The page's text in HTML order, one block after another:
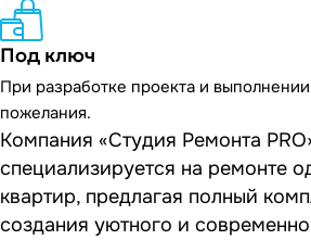
Под ключ
При разработке проекта и
пожелания.
Компания «Студия Ремонта
специализируется на ремонте
квартир, предлагая полный
создания уютного и